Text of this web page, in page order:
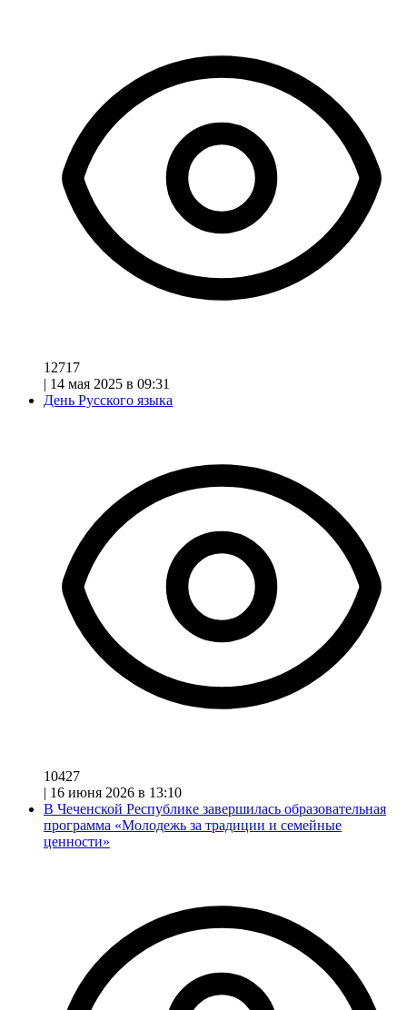
12717
| 14 мая 2025 в 09:31
День Русского языка
10427
| 16 июня 2026 в 13:10
В Чеченской Республике завершилась образовательная
программа «Молодежь за традиции и семейные
ценности»